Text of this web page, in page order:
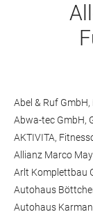
Abel & Ruf
Abwa-tec GmbH,
AKTIVITA,
Allianz Marco
Arlt Komplettbau
Autohaus
Autohaus